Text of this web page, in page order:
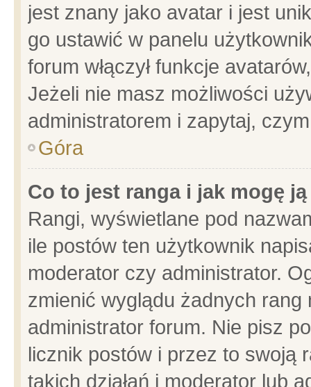
jest znany jako avatar i jest
go ustawić w panelu
forum włączył funkcje
Jeżeli nie masz możliwości
administratorem i zapytaj,
Góra
Co to jest ranga i jak mogę
Rangi, wyświetlane pod
ile postów ten użytkownik
moderator czy administrator.
zmienić wyglądu żadnych
administrator forum. Nie pisz
licznik postów i przez to swoją
takich działań i moderator lub